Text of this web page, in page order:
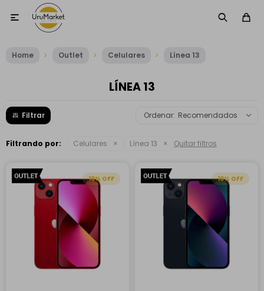

Home Outlet Celulares Línea 13
LÍNEA 13
Recomendados
Filtrando por: Celulares Línea 13 Quitar filtros
10 10